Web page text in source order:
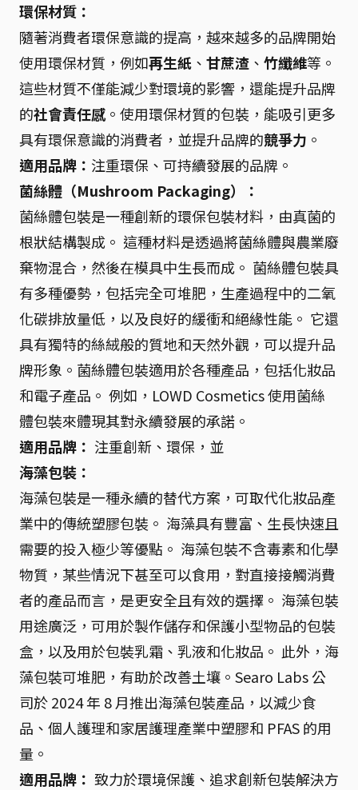
環保材質：
隨著消費者環保意識的提高，越來越多的品牌開始
使用環保材質，例如再生紙 、 甘蔗渣 、 竹纖維等。
這些材質不僅能減少對環境的影響，還能提升品牌
的社會責任感。使用環保材質的包裝，能吸引更多
具有環保意識的消費者，並提升品牌的競爭力 。
適用品牌： 注重環保、可持續發展的品牌。
菌絲體（Mushroom Packaging）：
菌絲體包裝是一種創新的環保包裝材料，由真菌的
根狀結構製成。 這種材料是透過將菌絲體與農業廢
棄物混合，然後在模具中生長而成。 菌絲體包裝具
有多種優勢，包括完全可堆肥，生產過程中的二氧
化碳排放量低，以及良好的緩衝和絕緣性能。 它還
具有獨特的絲絨般的質地和天然外觀，可以提升品
牌形象。菌絲體包裝適用於各種產品，包括化妝品
和電子產品。 例如，LOWD Cosmetics 使用菌絲
體包裝來體現其對永續發展的承諾。
適用品牌： 注重創新、環保，並
海藻包裝：
海藻包裝是一種永續的替代方案，可取代化妝品產
業中的傳統塑膠包裝。 海藻具有豐富、生長快速且
需要的投入極少等優點。 海藻包裝不含毒素和化學
物質，某些情況下甚至可以食用，對直接接觸消費
者的產品而言，是更安全且有效的選擇。 海藻包裝
用途廣泛，可用於製作儲存和保護小型物品的包裝
盒，以及用於包裝乳霜、乳液和化妝品。 此外，海
藻包裝可堆肥，有助於改善土壤。Searo Labs 公
司於 2024 年 8 月推出海藻包裝產品，以減少食
品、個人護理和家居護理產業中塑膠和 PFAS 的用
量。
適用品牌： 致力於環境保護、追求創新包裝解決方